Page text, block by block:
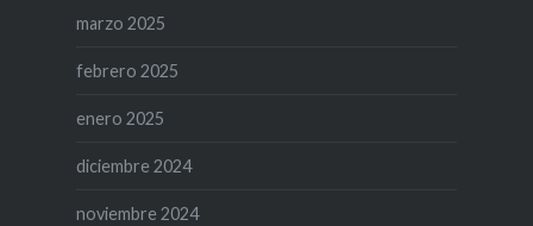
marzo 2025
febrero 2025
enero 2025
diciembre 2024
noviembre 2024